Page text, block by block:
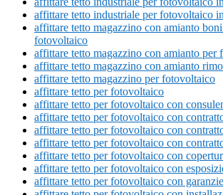
affittare tetto industriale per fotovoltaico
affittare tetto magazzino con amianto
fotovoltaico
affittare tetto magazzino con amianto per
affittare tetto magazzino con amianto
affittare tetto magazzino per fotovoltaico
affittare tetto per fotovoltaico
affittare tetto per fotovoltaico con
affittare tetto per fotovoltaico con
affittare tetto per fotovoltaico con
affittare tetto per fotovoltaico con
affittare tetto per fotovoltaico con
affittare tetto per fotovoltaico con
affittare tetto per fotovoltaico con garanzie